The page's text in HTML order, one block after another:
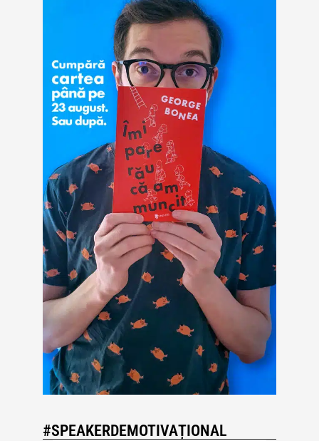
#SPEAKERDEMOTIVAȚIONAL